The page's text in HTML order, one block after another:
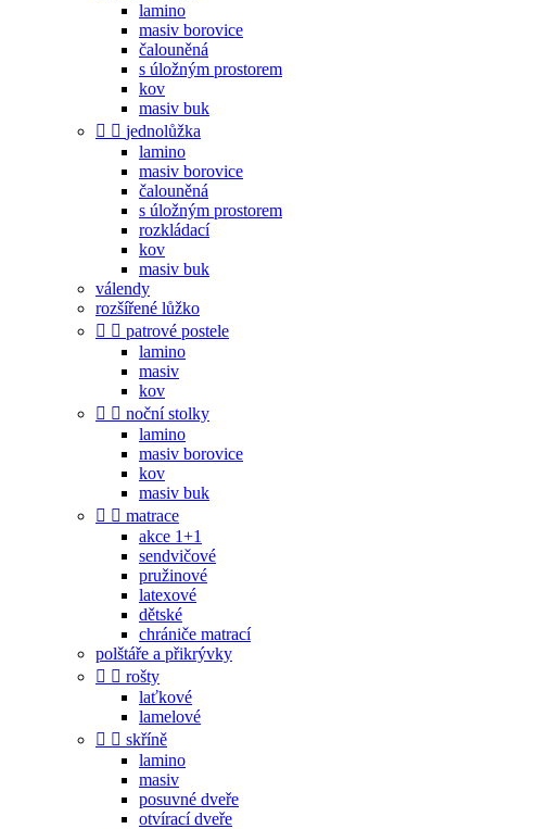
lamino
masiv borovice
čalouněná
s úložným prostorem
kov
masiv buk
  jednolůžka
lamino
masiv borovice
čalouněná
s úložným prostorem
rozkládací
kov
masiv buk
válendy
rozšířené lůžko
  patrové postele
lamino
masiv
kov
  noční stolky
lamino
masiv borovice
kov
masiv buk
  matrace
akce 1+1
sendvičové
pružinové
latexové
dětské
chrániče matrací
polštáře a přikrývky
  rošty
laťkové
lamelové
  skříně
lamino
masiv
posuvné dveře
otvírací dveře